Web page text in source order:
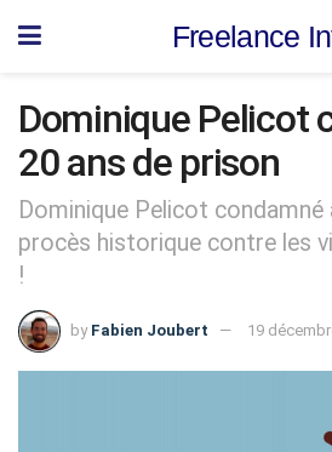
Freelance
Dominique Pelicot
20 ans de prison
Dominique Pelicot condamné
procès historique contre les
!
by Fabien Joubert 19